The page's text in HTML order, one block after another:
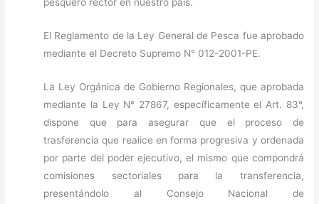
El Reglamento de la Ley General de Pesca fue aprobado
mediante el Decreto Supremo N° 012-2001-PE.
La Ley Orgánica de Gobierno Regionales, que aprobada
mediante la Ley N° 27867, específicamente el Art. 83°,
dispone que para asegurar que el proceso de
trasferencia que realice en forma progresiva y ordenada
por parte del poder ejecutivo, el mismo que compondrá
comisiones sectoriales para la transferencia,
presentándolo al Consejo Nacional de